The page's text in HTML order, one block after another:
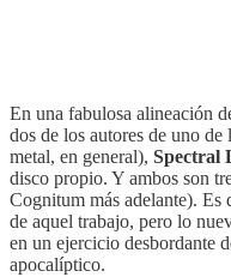
En una fabulosa alineación
dos de los autores de uno
metal, en general), Spectral
disco propio. Y ambos son
Cognitum más adelante). Es
de aquel trabajo, pero lo
en un ejercicio desbordante
apocalíptico.